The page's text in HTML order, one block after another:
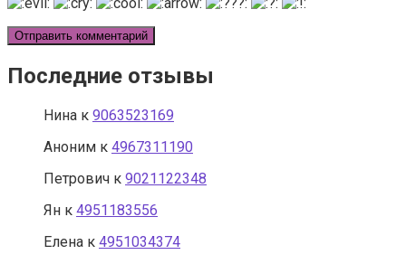
Последние отзывы
Нина к 9063523169
Аноним к 4967311190
Петрович к 9021122348
Ян к 4951183556
Елена к 4951034374